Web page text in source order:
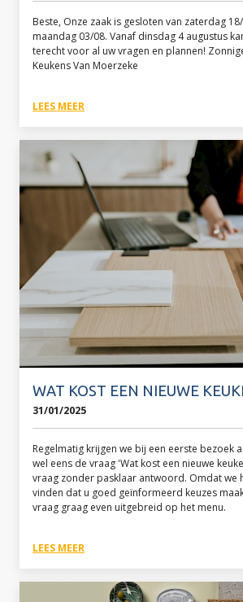
Beste, Onze zaak is gesloten van zaterdag
maandag 03/08. Vanaf dinsdag 4 augustus
terecht voor al uw vragen en plannen!
Keukens Van Moerzeke
LEES MEER
WAT KOST EEN NIEUWE
31/01/2025
Regelmatig krijgen we bij een eerste bezoek
wel eens de vraag 'Wat kost een nieuwe
vraag zonder pasklaar antwoord. Omdat we
vinden dat u goed geïnformeerd keuzes
vraag graag even uitgebreid op het menu.
LEES MEER